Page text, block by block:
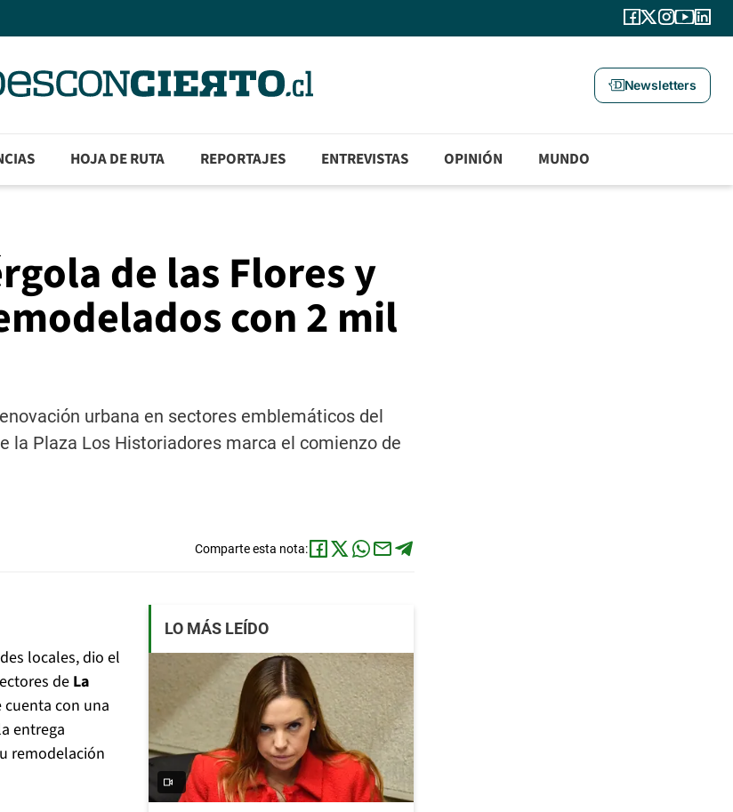
Newsletters
HOJA DE RUTA REPORTAJES ENTREVISTAS OPINIÓN MUNDO
de las Flores y
con 2 mil
urbana en sectores emblemáticos del
Plaza Los Historiadores marca el comienzo de
Comparte esta nota:
locales, dio el
de La
cuenta con una
entrega
remodelación
LO MÁS LEÍDO